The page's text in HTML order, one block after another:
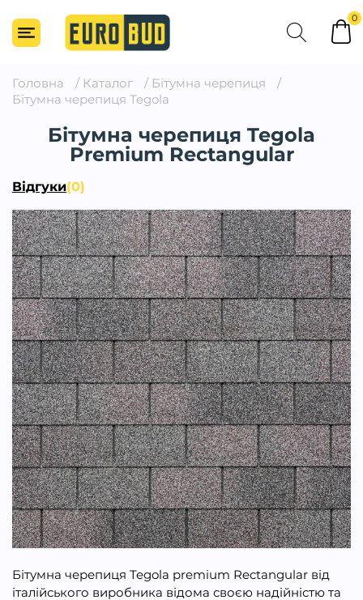
0
Головна / Каталог / Бітумна черепиця
/
Бітумна черепиця Tegola
Бітумна черепиця Tegola
Premium Rectangular
Відгуки(0)
Бітумна черепиця Tegola premium Rectangular від
італійського виробника відома своєю надійністю та